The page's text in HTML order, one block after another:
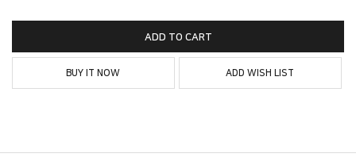
ADD TO CART
BUY IT NOW ADD WISH LIST